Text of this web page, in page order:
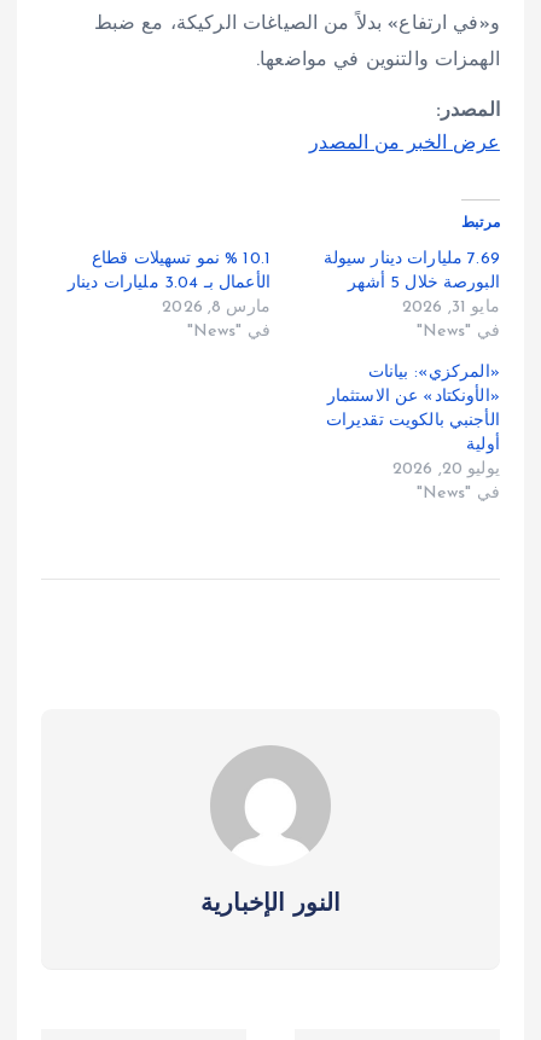
و«في ارتفاع» بدلاً من الصياغات الركيكة، مع ضبط
الهمزات والتنوين في مواضعها.
المصدر:
عرض الخبر من المصدر
مرتبط
7.69 مليارات دينار سيولة
البورصة خلال 5 أشهر
مايو 31, 2026
في "News"
10.1 % نمو تسهيلات قطاع
الأعمال بـ 3.04 مليارات دينار
مارس 8, 2026
في "News"
«المركزي»: بيانات
«الأونكتاد» عن الاستثمار
الأجنبي بالكويت تقديرات
أولية
يوليو 20, 2026
في "News"
النور الإخبارية